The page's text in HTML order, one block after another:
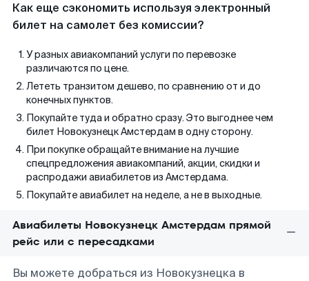
Как еще сэкономить используя электронный
билет на самолет без комиссии?
У разных авиакомпаний услуги по перевозке
различаются по цене.
Лететь транзитом дешево, по сравнению от и до
конечных пунктов.
Покупайте туда и обратно сразу. Это выгоднее чем
билет Новокузнецк Амстердам в одну сторону.
При покупке обращайте внимание на лучшие
спецпредложения авиакомпаний, акции, скидки и
распродажи авиабилетов из Амстердама.
Покупайте авиабилет на неделе, а не в выходные.
Авиабилеты Новокузнецк Амстердам прямой
рейс или с пересадками
Вы можете добраться из Новокузнецка в